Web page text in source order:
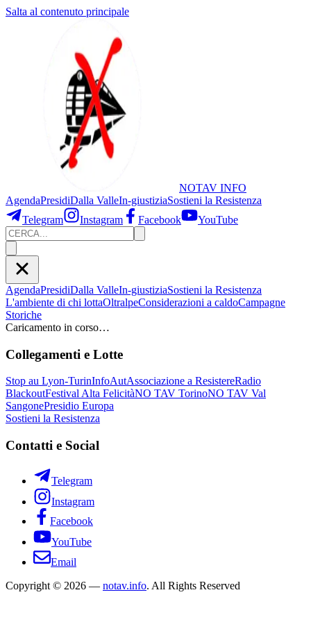
Salta al contenuto principale
NOTAV INFO
AgendaPresidiDalla ValleIn-giustiziaSostieni la Resistenza
Telegram
Instagram Facebook YouTube
AgendaPresidiDalla ValleIn-giustiziaSostieni la Resistenza
L'ambiente di chi lottaOltralpeConsiderazioni a caldoCampagne
Storiche
Caricamento in corso…
Collegamenti e Lotte
Stop au Lyon-TurinInfoAutAssociazione a ResistereRadio
BlackoutFestival Alta FelicitàNO TAV TorinoNO TAV Val
SangonePresidio Europa
Sostieni la Resistenza
Contatti e Social
Telegram
Instagram
Facebook
YouTube
Email
Copyright © 2026 — notav.info. All Rights Reserved